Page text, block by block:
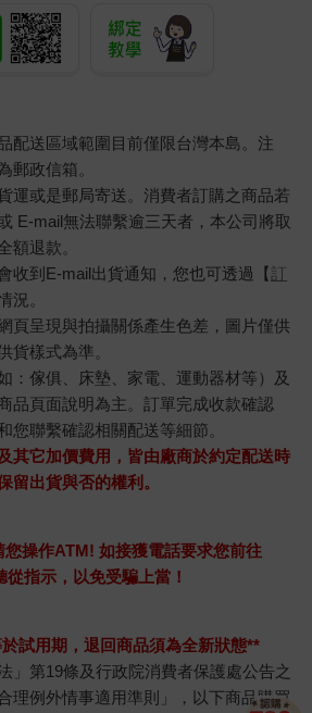
配送區域範圍目前僅限台灣本島。注
郵政信箱。
運或是郵局寄送。消費者訂購之商品若
E-mail無法聯繫逾三天者，本公司將取
額退款。
收到E-mail出貨通知，您也可透過【訂
況。
頁呈現與拍攝關係產生色差，圖片僅供
貨樣式為準。
：傢俱、床墊、家電、運動器材等）及
品頁面說明為主。訂單完成收款確認
您聯繫確認相關配送等細節。
其它加價費用，皆由廠商於約定配送時
留出貨與否的權利。
操作ATM! 如接獲電話要求您前往
指示，以免受騙上當！
試用期，退回商品須為全新狀態**
」第19條及行政院消費者保護處公告之
理例外情事適用準則」，以下商品購買